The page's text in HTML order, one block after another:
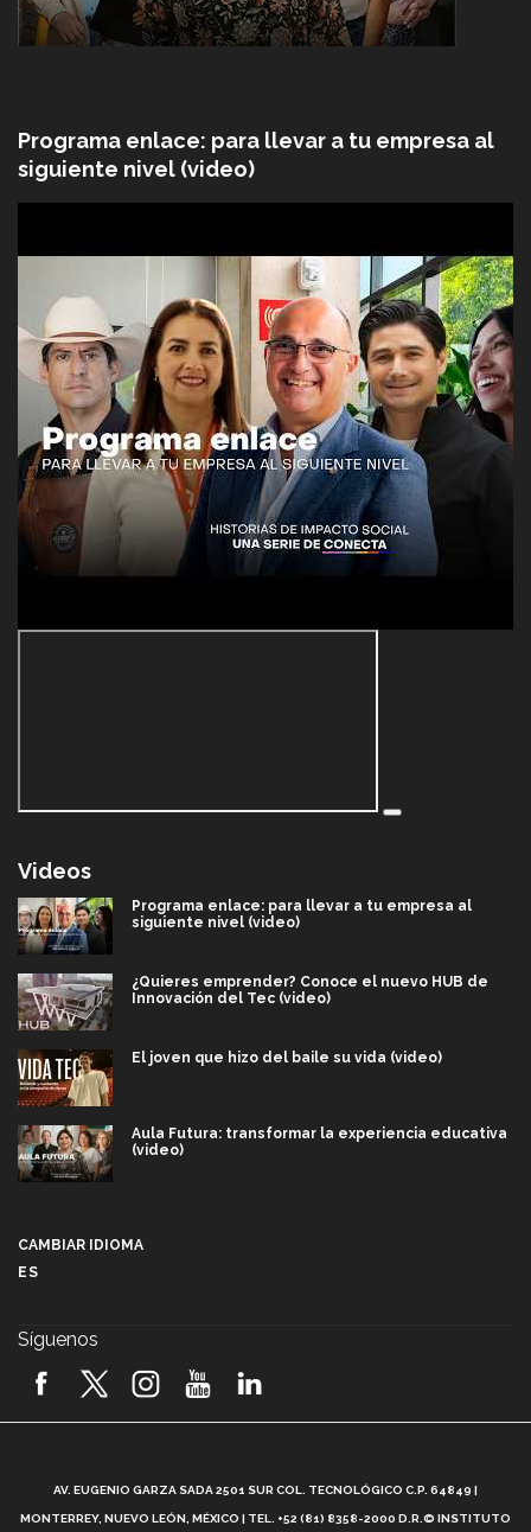
Programa enlace: para llevar a tu empresa al
siguiente nivel (video)
Videos
Programa enlace: para llevar a tu empresa al
siguiente nivel (video)
¿Quieres emprender? Conoce el nuevo HUB de
Innovación del Tec (video)
El joven que hizo del baile su vida (video)
Aula Futura: transformar la experiencia educativa
(video)
2026! (video)
¿Cómo es el Modelo Educativo Tec? (video)
CAMBIAR IDIOMA
ES
Síguenos
AV. EUGENIO GARZA SADA 2501 SUR COL. TECNOLÓGICO C.P. 64849 |
MONTERREY, NUEVO LEÓN, MÉXICO | TEL. +52 (81) 8358-2000 D.R.© INSTITUTO